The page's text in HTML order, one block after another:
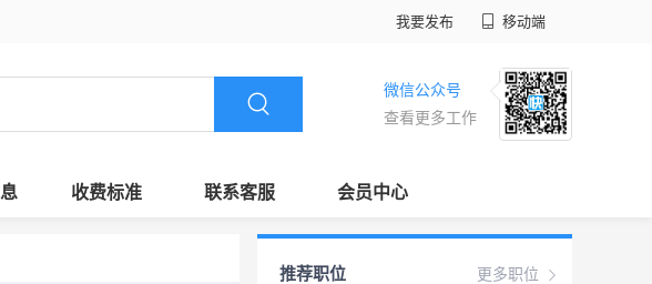
我要发布 移动端
微信公众号
查看更多工作
收费标准 联系客服 会员中心
更多职位
推荐职位